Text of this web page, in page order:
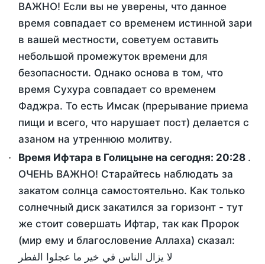
ВАЖНО! Если вы не уверены, что данное
время совпадает со временем истинной зари
в вашей местности, советуем оставить
небольшой промежуток времени для
безопасности. Однако основа в том, что
время Сухура совпадает со временем
Фаджра. То есть Имсак (прерывание приема
пищи и всего, что нарушает пост) делается с
азаном на утреннюю молитву.
Время Ифтара в Голицыне на сегодня: 20:28 .
ОЧЕНЬ ВАЖНО! Старайтесь наблюдать за
закатом солнца самостоятельно. Как только
солнечный диск закатился за горизонт - тут
же стоит совершать Ифтар, так как Пророк
(мир ему и благословение Аллаха) сказал:
لا يزال الناس في خير ما عجلوا الفطر